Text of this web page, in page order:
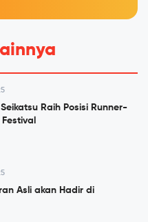
Raih Posisi Runner-
Asli akan Hadir di